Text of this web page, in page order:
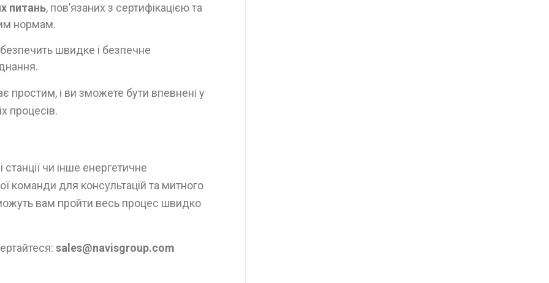
питань, пов’язаних з сертифікацією та
нормам.
швидке і безпечне
і ви зможете бути впевнені у
процесів.
чи інше енергетичне
команди для консультацій та митного
вам пройти весь процес швидко
sales@navisgroup.com